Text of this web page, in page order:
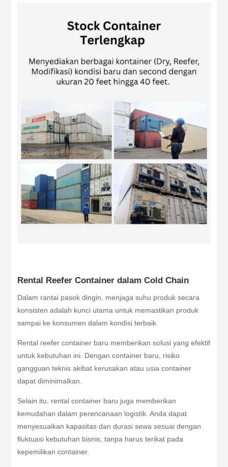
Rental Reefer Container dalam Cold Chain
Dalam rantai pasok dingin, menjaga suhu produk secara
konsisten adalah kunci utama untuk memastikan produk
sampai ke konsumen dalam kondisi terbaik.
Rental reefer container baru memberikan solusi yang efektif
untuk kebutuhan ini. Dengan container baru, risiko
gangguan teknis akibat kerusakan atau usia container
dapat diminimalkan.
Selain itu, rental container baru juga memberikan
kemudahan dalam perencanaan logistik. Anda dapat
menyesuaikan kapasitas dan durasi sewa sesuai dengan
fluktuasi kebutuhan bisnis, tanpa harus terikat pada
kepemilikan container.